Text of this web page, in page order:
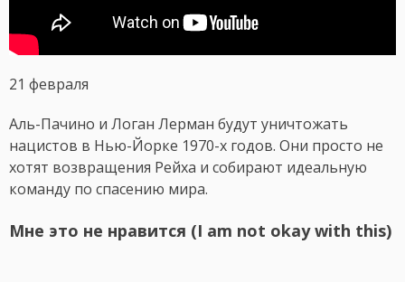
21 февраля
Аль-Пачино и Логан Лерман будут уничтожать
нацистов в Нью-Йорке 1970-х годов. Они просто не
хотят возвращения Рейха и собирают идеальную
команду по спасению мира.
Мне это не нравится (I am not okay with this)